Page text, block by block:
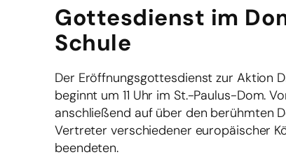
Gottesdienst im
Schule
Der Eröffnungsgottesdienst zur Aktion
beginnt um 11 Uhr im St.-Paulus-Dom.
anschließend auf über den berühmten
Vertreter verschiedener europäischer
beendeten.